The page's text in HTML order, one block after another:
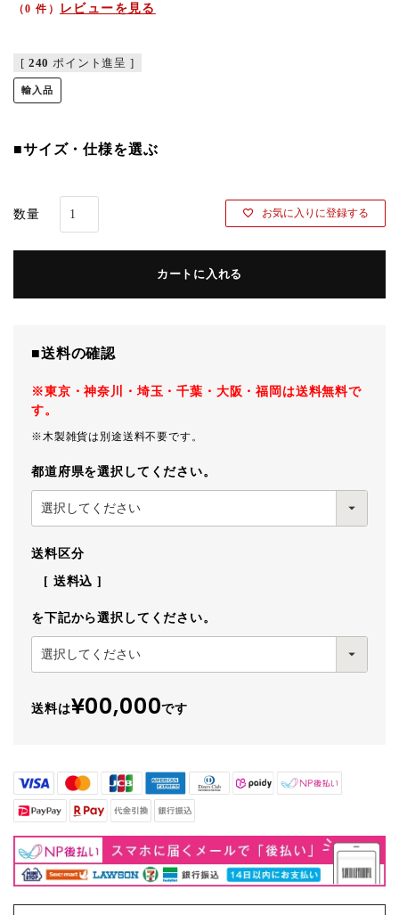
（0 件） レビューを見る
[ 240 ポイント進呈 ]
輸入品
■サイズ・仕様を選ぶ
お気に入りに登録する
カートに入れる
■送料の確認
※東京・神奈川・埼玉・千葉・大阪・福岡は送料無料で
す。
※木製雑貨は別途送料不要です。
都道府県を選択してください。
送料区分
送料込
を下記から選択してください。
送料は¥00,000です